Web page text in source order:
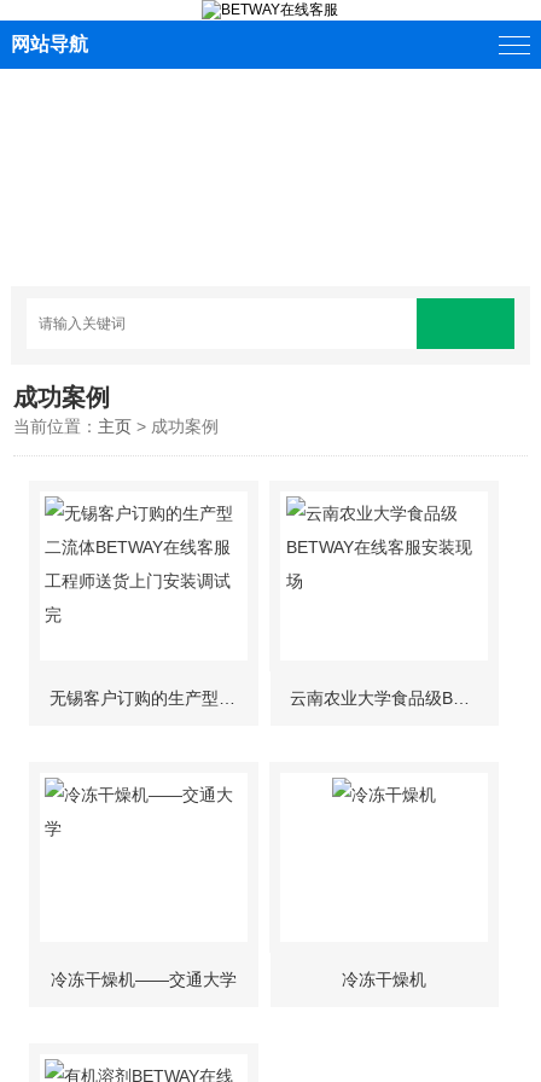
网站导航
成功案例
当前位置： 主页 > 成功案例
冷冻干燥机——交通大学 冷冻干燥机